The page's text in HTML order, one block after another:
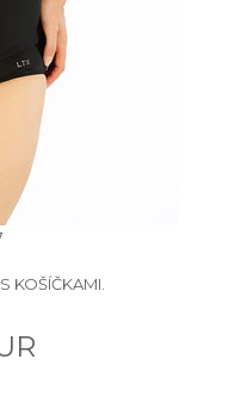
KOŠÍČKAMI.